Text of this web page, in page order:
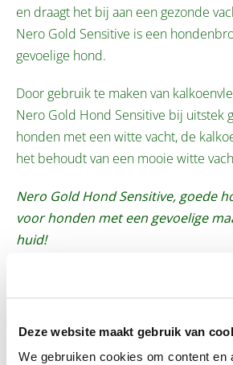
Deze website maakt gebruik van
We gebruiken cookies om content en
en draagt het bij aan een gezonde
Nero Gold Sensitive is een
gevoelige hond.
Door gebruik te maken van
Nero Gold Hond Sensitive bij uitstek
honden met een witte vacht, de
het behoudt van een mooie witte
Nero Gold Hond Sensitive, goede
voor honden met een gevoelige
huid!